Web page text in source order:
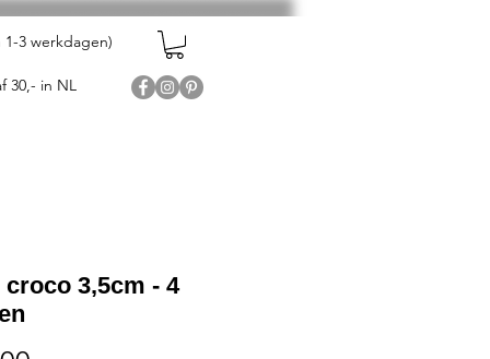
3 werkdagen)
30,- in NL
croco 3,5cm - 4